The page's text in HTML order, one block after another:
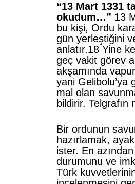
“13 Mart 1331
okudum…” 13
bu kişi, Ordu
gün yerleştiğini
anlatır.18 Yine
geç vakit görev
akşamında
yani Gelibolu’ya
mal olan
bildirir. Telgrafın
Bir ordunun
hazırlamak,
ister. En
durumunu ve
Türk